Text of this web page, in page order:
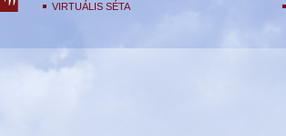
VIRTUÁLIS SÉTA